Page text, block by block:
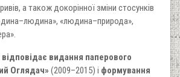
а також докорінної зміни стосунків
«людина–природа»,
видання паперового
Оглядач» (2009–2015) і формування